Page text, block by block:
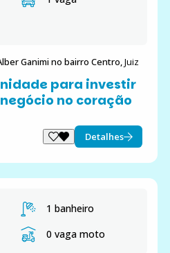
Ganimi no bairro Centro,Juiz
para investir
no coração
Detalhes
1 banheiro
0 vaga moto